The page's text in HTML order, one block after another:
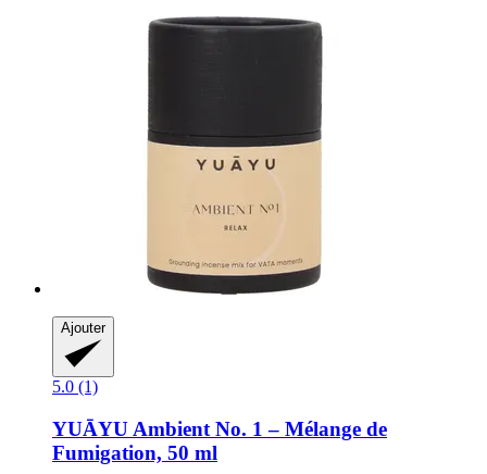
Ajouter
5.0 (1)
YUĀYU Ambient No. 1 – Mélange de
Fumigation, 50 ml